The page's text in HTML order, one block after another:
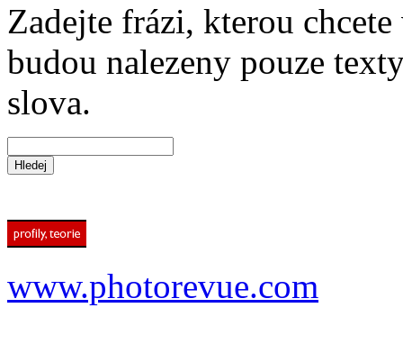
Zadejte frázi, kterou
budou nalezeny pouze
slova.
www.photorevue.com